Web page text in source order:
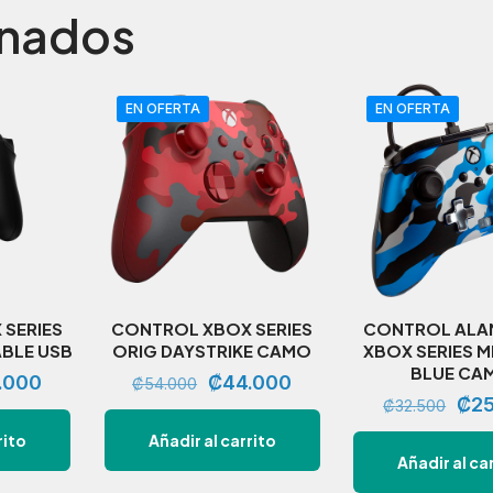
USB
precio
EN OFERTA
CONTROL XBOX SERIES
ORIG DAYSTRIKE CAMO
₡54.000
El
precio
original
₡44.000
precio
Añadir al carrito
EN OFERTA
CONTROL
XBOX SERIES
BLUE
₡32.500
El
₡
Añadir al